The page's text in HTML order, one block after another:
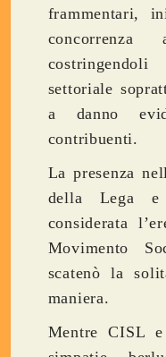
frammentari,
concorrenza
settoriale
a danno
contribuenti.
La presenza
della Lega e
considerata
Movimento
scatenò la
maniera.
Mentre CISL